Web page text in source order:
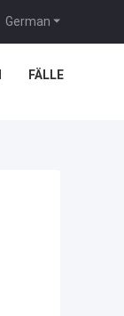
German
FÄLLE